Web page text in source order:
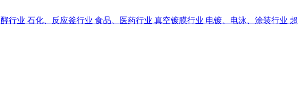
行业 石化、反应釜行业 食品、医药行业 真空镀膜行业 电镀、电泳、涂装行业 超